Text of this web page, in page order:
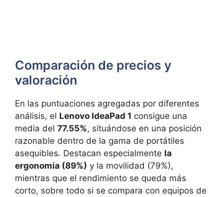
Comparación de precios y
valoración
En las puntuaciones agregadas por diferentes
análisis, el Lenovo IdeaPad 1 consigue una
media del 77.55%, situándose en una posición
razonable dentro de la gama de portátiles
asequibles. Destacan especialmente la
ergonomía (89%) y la movilidad (79%),
mientras que el rendimiento se queda más
corto, sobre todo si se compara con equipos de